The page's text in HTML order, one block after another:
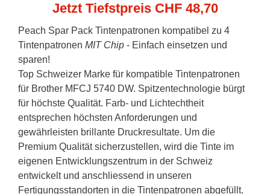
Jetzt Tiefstpreis CHF 48,70
Peach Spar Pack Tintenpatronen kompatibel zu 4
Tintenpatronen MIT Chip - Einfach einsetzen und
sparen!
Top Schweizer Marke für kompatible Tintenpatronen
für Brother MFCJ 5740 DW. Spitzentechnologie bürgt
für höchste Qualität. Farb- und Lichtechtheit
entsprechen höchsten Anforderungen und
gewährleisten brillante Druckresultate. Um die
Premium Qualität sicherzustellen, wird die Tinte im
eigenen Entwicklungszentrum in der Schweiz
entwickelt und anschliessend in unseren
Fertigungsstandorten in die Tintenpatronen abgefüllt.